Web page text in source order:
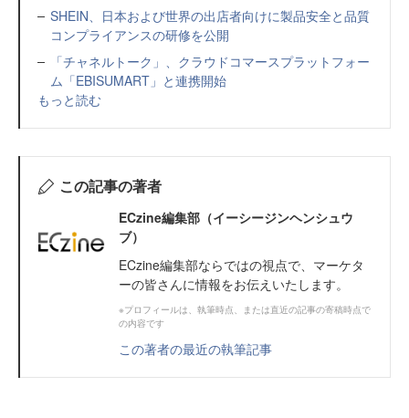
SHEIN、日本および世界の出店者向けに製品安全と品質
コンプライアンスの研修を公開
「チャネルトーク」、クラウドコマースプラットフォー
ム「EBISUMART」と連携開始
もっと読む
この記事の著者
ECzine編集部（イーシージンヘンシュウ
ブ）
ECzine編集部ならではの視点で、マーケタ
ーの皆さんに情報をお伝えいたします。
※プロフィールは、執筆時点、または直近の記事の寄稿時点で
の内容です
この著者の最近の執筆記事